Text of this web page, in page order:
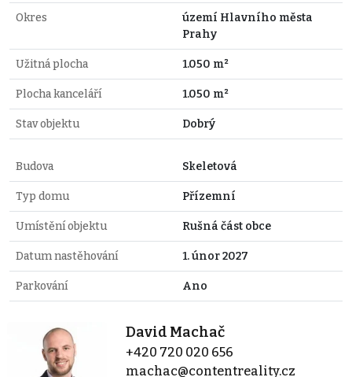
Okres
území Hlavního města
Prahy
Užitná plocha 1.050 m²
Plocha kanceláří 1.050 m²
Stav objektu Dobrý
Budova Skeletová
Typ domu Přízemní
Umístění objektu Rušná část obce
Datum nastěhování 1. únor 2027
Parkování Ano
David Machač
+420 720 020 656
machac@contentreality.cz